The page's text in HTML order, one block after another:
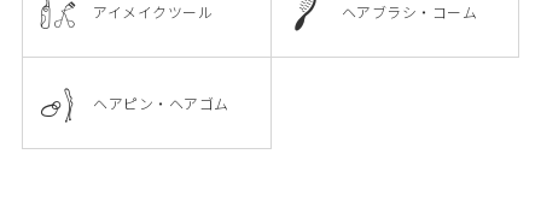
アイメイクツール ヘアブラシ・コーム
ヘアピン・ヘアゴム